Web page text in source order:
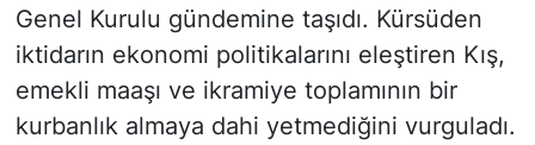
Genel Kurulu gündemine taşıdı. Kürsüden
iktidarın ekonomi politikalarını eleştiren Kış,
emekli maaşı ve ikramiye toplamının bir
kurbanlık almaya dahi yetmediğini vurguladı.